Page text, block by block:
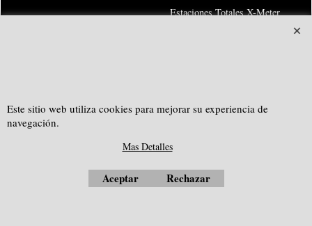
Estaciones Totales X-Meter
SOUTHGEOSYSTEMS
sales@southgeosystems.com
--------------------------------------------------
Este sitio web utiliza cookies para mejorar su experiencia de
navegación.
Mas Detalles
Aceptar Rechazar